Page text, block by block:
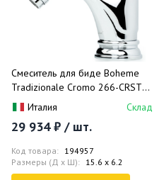
Смеситель для биде Boheme
Tradizionale Cromo 266-CRST
(хром)Италия Склад
29 934 ₽ / шт.
Код товара: 194957
Размеры (Д x Ш): 15.6 x 6.2